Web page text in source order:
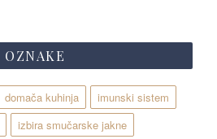
OZNAKE
domača kuhinja
imunski sistem
izbira smučarske jakne